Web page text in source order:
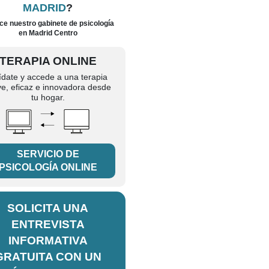
MADRID?
nuestro gabinete de psicología
en Madrid Centro
ONLINE
y accede a una terapia
eficaz e innovadora desde
tu hogar.
SERVICIO DE
ONLINE
SOLICITA UNA
ENTREVISTA
INFORMATIVA
CON UN